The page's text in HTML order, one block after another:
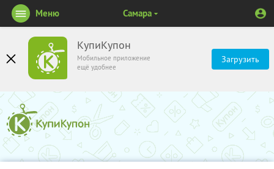
КупиКупон
Мобильное приложение
ещё удобнее
Загрузить
Меню Самара